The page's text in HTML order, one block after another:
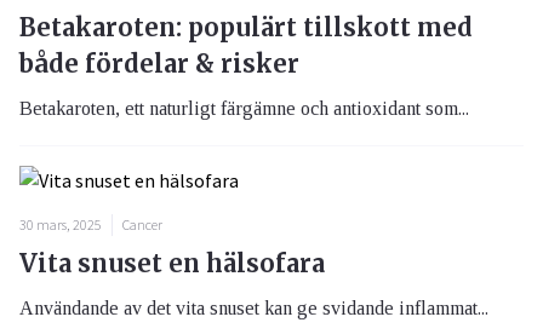
Betakaroten: populärt tillskott med
både fördelar & risker
Betakaroten, ett naturligt färgämne och antioxidant som...
30 mars, 2025 Cancer
Vita snuset en hälsofara
Användande av det vita snuset kan ge svidande inflammat...